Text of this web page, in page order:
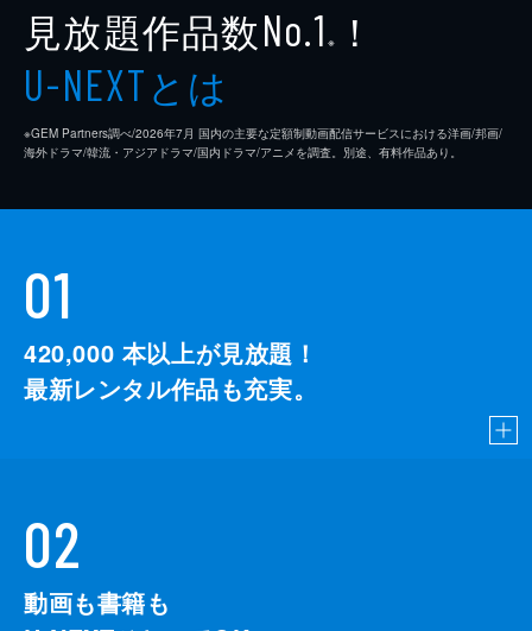
見放題作品数No.1 ※ ！
U-NEXTとは
※GEM Partners調べ/2026年7⽉ 国内の主要な定額制動画配信サービスにおける洋画/邦画/
海外ドラマ/韓流・アジアドラマ/国内ドラマ/アニメを調査。別途、有料作品あり。
01
420,000 本以上が見放題！
最新レンタル作品も充実。
02
動画も書籍も